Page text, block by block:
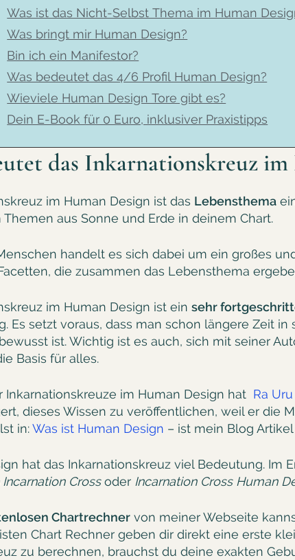
Was ist das Nicht-Selbst Thema im Human
Was bringt mir Human Design?
Bin ich ein Manifestor?
Was bedeutet das 4/6 Profil Human Design?
Wieviele Human Design Tore gibt es?
Dein E-Book für 0 Euro, inklusiver Praxistipps​
das Inkarnationskreuz
im Human Design ist das Lebensthema
aus Sonne und Erde in deinem Chart.
handelt es sich dabei um ein großes
die zusammen das Lebensthema
im Human Design ist einsehr
Es setzt voraus, dass man schon längere Zeit
ist. Wichtig ist es auch, sich mit seiner
Basis für alles.
Inkarnationskreuze im Human Design hat Ra
dieses Wissen zu veröffentlichen, weil er die
in:Was ist Human Design – ist mein Blog
hat das Inkarnationskreuz viel Bedeutung.
Crossoder Incarnation Cross Human
Chartrechner von meiner Webseite
Chart Rechner geben dir direkt eine erste
zu berechnen, brauchst du deine exakten